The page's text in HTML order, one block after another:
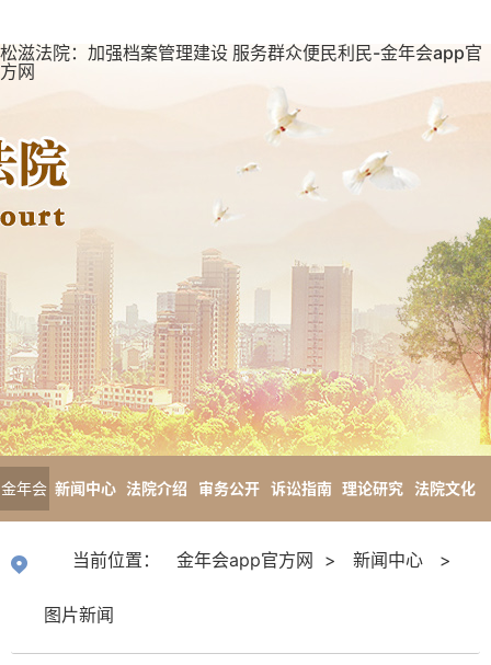
松滋法院：加强档案管理建设 服务群众便民利民-金年会app官
方网
金年会
方网
新闻中心 法院介绍 审务公开 诉讼指南 理论研究 法院文化
当前位置： 金年会app官方网 > 新闻中心 >
图片新闻